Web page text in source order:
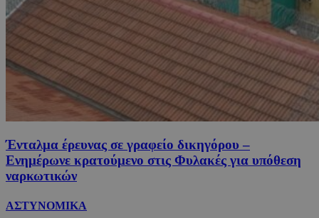
Ένταλμα έρευνας σε γραφείο δικηγόρου –
Ενημέρωνε κρατούμενο στις Φυλακές για υπόθεση
ναρκωτικών
ΑΣΤΥΝΟΜΙΚΑ